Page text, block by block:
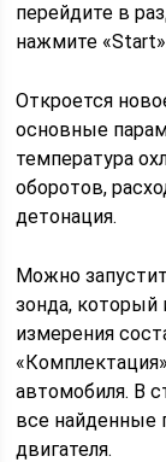
перейдите в
нажмите
Откроется
основные
температура
оборотов,
детонация.
Можно
зонда, который
измерения
автомобиля. В
все найденные
двигателя.